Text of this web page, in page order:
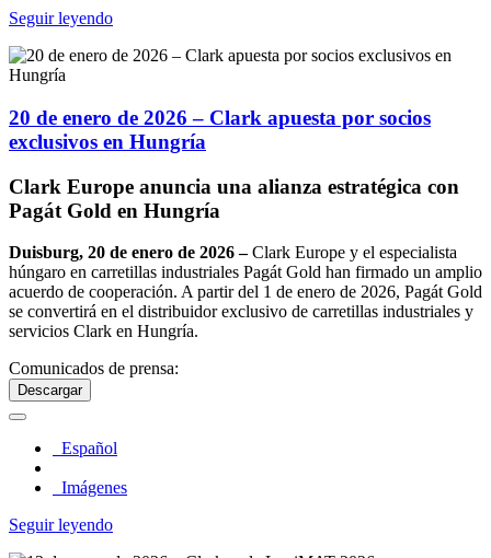
Seguir leyendo
20 de enero de 2026 – Clark apuesta por socios
exclusivos en Hungría
Clark Europe anuncia una alianza estratégica con
Pagát Gold en Hungría
Duisburg, 20 de enero de 2026 –Clark Europe y el especialista
húngaro en carretillas industriales Pagát Gold han firmado un amplio
acuerdo de cooperación. A partir del 1 de enero de 2026, Pagát Gold
se convertirá en el distribuidor exclusivo de carretillas industriales y
servicios Clark en Hungría.
Comunicados de prensa:
Descargar
Español
Imágenes
Seguir leyendo